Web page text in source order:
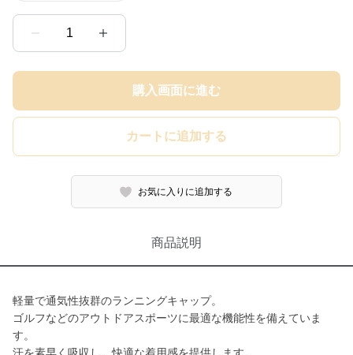
1
購入画面に進む
カートに追加する
お気に入りに追加する
商品説明
軽量で通気性抜群のランニングキャップ。
ゴルフなどのアウトドアスポーツに最適な機能性を備えていま
す。